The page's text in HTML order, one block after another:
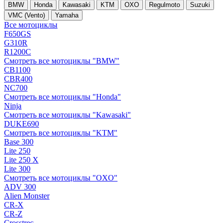
BMW Honda Kawasaki KTM OXO Regulmoto
Suzuki
VMC (Vento)
Yamaha
Все мотоциклы
F650GS
G310R
R1200C
Смотреть все мотоциклы "BMW"
CB1100
CBR400
NC700
Смотреть все мотоциклы "Honda"
Ninja
Смотреть все мотоциклы "Kawasaki"
DUKE690
Смотреть все мотоциклы "KTM"
Base 300
Lite 250
Lite 250 X
Lite 300
Смотреть все мотоциклы "OXO"
ADV 300
Alien Monster
CR-X
CR-Z